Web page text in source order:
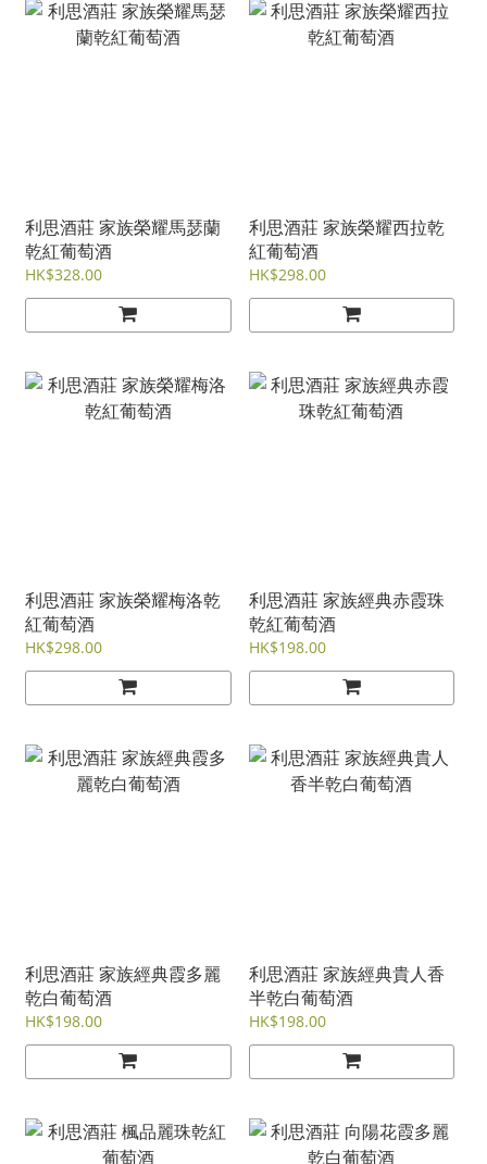
利思酒莊 家族榮耀馬瑟蘭
乾紅葡萄酒
HK$328.00
利思酒莊 家族榮耀西拉乾
紅葡萄酒
HK$298.00
利思酒莊 家族榮耀梅洛乾
紅葡萄酒
HK$298.00
利思酒莊 家族經典赤霞珠
乾紅葡萄酒
HK$198.00
利思酒莊 家族經典霞多麗
乾白葡萄酒
HK$198.00
利思酒莊 家族經典貴人香
半乾白葡萄酒
HK$198.00